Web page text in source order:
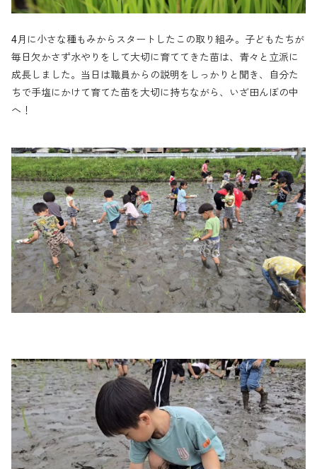
4月に小さな種もみからスタートしたこの取り組み。子どもたちが
毎日欠かさず水やりをして大切に育ててきた苗は、青々と立派に
成長しました。当日は職員からの説明をしっかりと聞き、自分た
ちで手塩にかけて育てた苗を大切に持ちながら、いざ田んぼの中
へ！